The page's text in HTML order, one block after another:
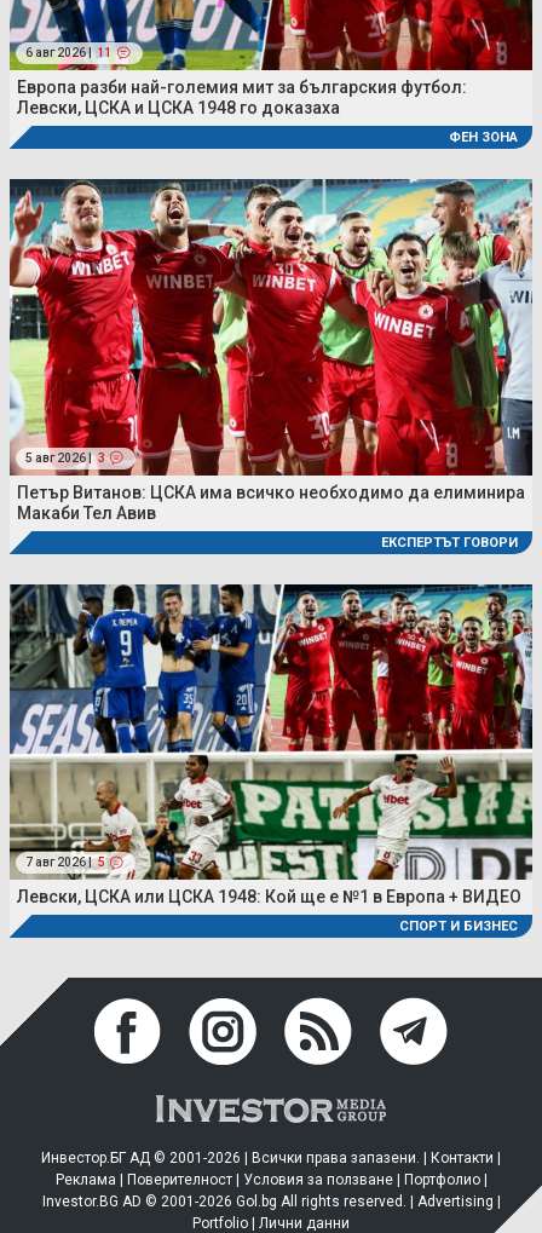
6 авг 2026 | 11
Европа разби най-големия мит за българския футбол:
Левски, ЦСКА и ЦСКА 1948 го доказаха
ФЕН ЗОНА
5 авг 2026 | 3
Петър Витанов: ЦСКА има всичко необходимо да елиминира
Макаби Тел Авив
ЕКСПЕРТЪТ ГОВОРИ
7 авг 2026 | 5
Левски, ЦСКА или ЦСКА 1948: Кой ще е №1 в Европа + ВИДЕО
СПОРТ И БИЗНЕС
Инвестор.БГ АД © 2001-2026 | Всички права запазени. | Контакти
Реклама
Поверителност| Условия за ползване| Портфолио|
Investor.BG AD © 2001-2026 Gol.bg All rights reserved. | Advertising
Portfolio
Лични данни